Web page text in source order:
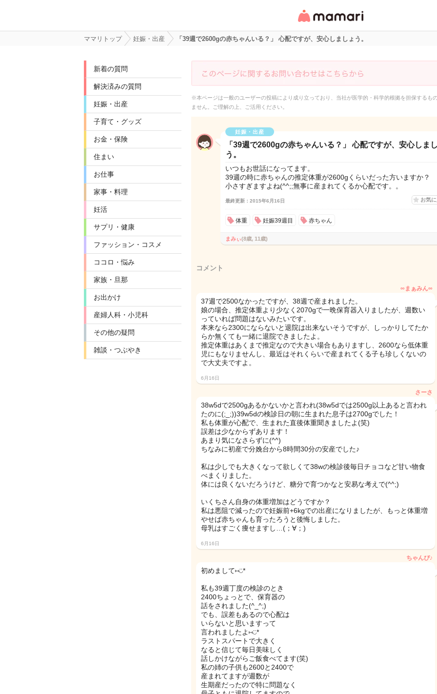
リ・情報サイト
ママリトップ 妊娠・出産 「39週で2600gの赤ちゃんいる？」 心配ですが、安心しましょう。
新着の質問
解決済みの質問
妊娠・出産
子育て・グッズ
お金・保険
住まい
お仕事
家事・料理
妊活
サプリ・健康
ファッション・コスメ
ココロ・悩み
家族・旦那
お出かけ
産婦人科・小児科
その他の疑問
雑談・つぶやき
※本ページは一般のユーザーの投稿により成り立っており、当社が医学的・科学的根拠を担保するも
ません。ご理解の上、ご活用ください。
妊娠・出産
「39週で2600gの赤ちゃんいる？」 心配ですが、安心しま
う。
いつもお世話になってます。
39週の時に赤ちゃんの推定体重が2600gくらいだった方いますか？
小さすぎますよね(^^;;無事に産まれてくるか心配です。。
最終更新：2015年6月16日 お気
体重 妊娠39週目 赤ちゃん
まみぃ(8歳, 11歳)
コメント
∞まぁみん∞
37週で2500なかったですが、38週で産まれました。
娘の場合、推定体重より少なく2070gで一晩保育器入りましたが、週数い
っていれば問題はないみたいです。
本来なら2300にならないと退院は出来ないそうですが、しっかりしてたか
らか無くても一緒に退院できましたよ。
推定体重はあくまで推定なので大きい場合もありますし、2600なら低体重
児にもなりませんし、最近はそれくらいで産まれてくる子も珍しくないの
で大丈夫ですよ。
6月16日
さーさ
38w5dで2500gあるかないかと言われ(38w5dでは2500g以上あると言われ
たのに(;_;))39w5dの検診日の朝に生まれた息子は2700gでした！
私も体重が心配で、生まれた直後体重聞きましたよ(笑)
誤差は少なからずあります！
あまり気になさらずに(^^)
ちなみに初産で分娩台から8時間30分の安産でした♪
私は少しでも大きくなって欲しくて38wの検診後毎日チョコなど甘い物食
べまくりました。
体には良くないだろうけど、糖分で育つかなと安易な考えで(^^;)
いくちさん自身の体重増加はどうですか？
私は悪阻で減ったので妊娠前+6kgでの出産になりましたが、もっと体重増
やせば赤ちゃんも育ったろうと後悔しました。
母乳はすごく痩せますし…(；∀；)
6月16日
ちゃんぴ♪
初めまして⑅◡̈*
私も39週丁度の検診のとき
2400ちょっとで、保育器の
話をされました(^_^;)
でも、誤差もあるので心配は
いらないと思いますって
言われましたよ⑅◡̈*
ラストスパートで大きく
なると信じて毎日美味しく
話しかけながらご飯食べてます(笑)
私の姉の子供も2600と2400で
産まれてますが週数が
生期産だったので特に問題なく